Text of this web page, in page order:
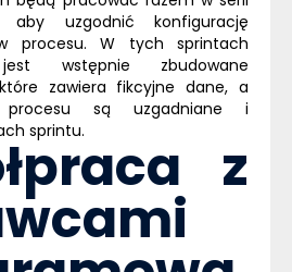
aby uzgodnić konfigurację
procesu. W tych sprintach
jest wstępnie zbudowane
zawiera fikcyjne dane, a
są uzgadniane i
sprintu.
z